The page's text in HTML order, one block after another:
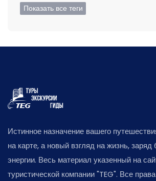
Показать все теги
Истинное назначение вашего
на карте, а новый взгляд на жизнь, заряд
энергии. Весь материал указенный на
туристической компании "TEG". Все